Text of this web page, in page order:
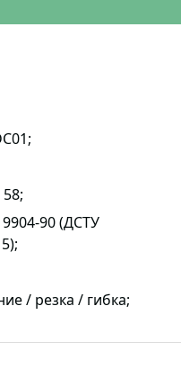
58;
90 (ДСТУ
/ резка / гибка;